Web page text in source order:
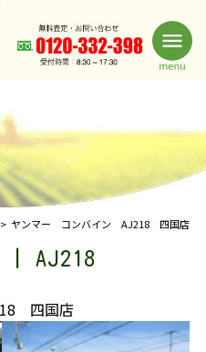
ヤンマー コンバイン AJ218 四国店
| AJ218
四国店